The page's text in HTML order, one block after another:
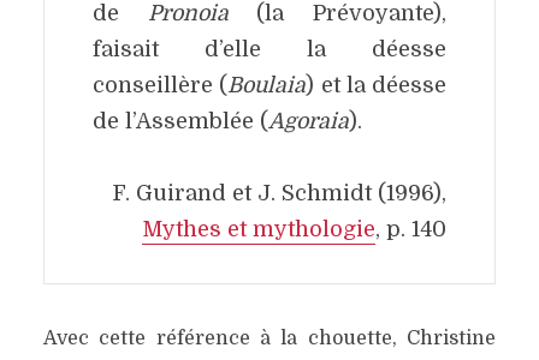
de Pronoia(la Prévoyante),
faisait d’elle la déesse
conseillère (Boulaia) et la déesse
de l’Assemblée (Agoraia).
F. Guirand et J. Schmidt (1996),
Mythes et mythologie, p. 140
Avec cette référence à la chouette, Christine